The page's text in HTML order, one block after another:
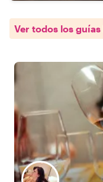
Ver todos los guías